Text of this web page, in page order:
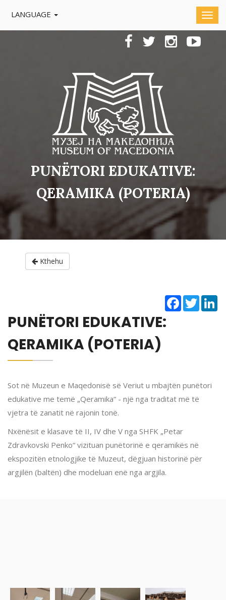
Kthehu
LANGUAGE
PUNËTORI EDUKATIVE:
QERAMIKA (POTERIA)
Facebook
Twitter
PUNËTORI EDUKATIVE:
QERAMIKA (POTERIA)
Sot në Muzeun e Maqedonisë së Veriut u mbajtën punëtori
edukative me temë „Qeramika“ - një nga traditat më të
vjetra të zanatit në rajonin tonë.
Nxënësit e klasave të II, IV dhe V nga SHFK „Petar
Zdravkovski Penko“ vizituan punëtorinë e qeramikës në
ekspozitën etnologjike të Muzeut, dëgjuan historinë për
argjilën (baltën) dhe modeluan enë nga argjila.